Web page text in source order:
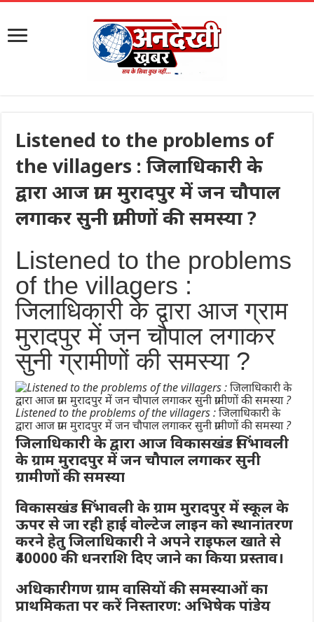
Listened to the problems of
the villagers : जिलाधिकारी के
द्वारा आज ग्राम मुरादपुर में जन चौपाल
लगाकर सुनी ग्रामीणों की समस्या ?
Listened to the problems
of the villagers :
जिलाधिकारी के द्वारा आज ग्राम
मुरादपुर में जन चौपाल लगाकर
सुनी ग्रामीणों की समस्या ?
Listened to the problems of the villagers : जिलाधिकारी के
द्वारा आज ग्राम मुरादपुर में जन चौपाल लगाकर सुनी ग्रामीणों की समस्या ?
जिलाधिकारी के द्वारा आज विकासखंड सिंभावली
के ग्राम मुरादपुर में जन चौपाल लगाकर सुनी
ग्रामीणों की समस्या
विकासखंड सिंभावली के ग्राम मुरादपुर में स्कूल के
ऊपर से जा रही हाई वोल्टेज लाइन को स्थानांतरण
करने हेतु जिलाधिकारी ने अपने राइफल खाते से
₹40000 की धनराशि दिए जाने का किया प्रस्ताव।
अधिकारीगण ग्राम वासियों की समस्याओं का
प्राथमिकता पर करें निस्तारण: अभिषेक पांडेय